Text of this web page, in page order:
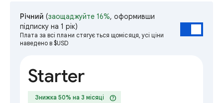
Річний (заощаджуйте 16%, оформивши
підписку на 1 рік)
Плата за всі плани стягується щомісяця, усі ціни
наведено в $USD
Starter
Знижка 50% на 3 місяці help